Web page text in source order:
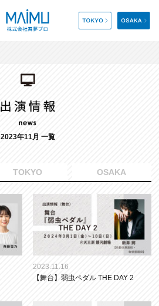
2023年11月 一覧
TOKYO OSAKA
2023.11.16
【舞台】弱虫ペダル THE DAY 2